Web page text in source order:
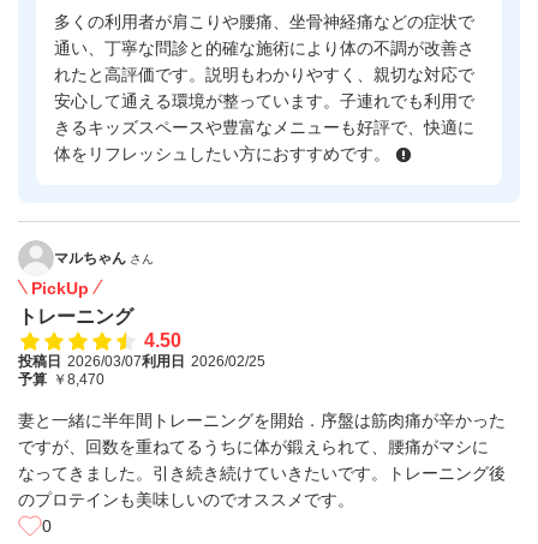
多くの利用者が肩こりや腰痛、坐骨神経痛などの症状で
通い、丁寧な問診と的確な施術により体の不調が改善さ
れたと高評価です。説明もわかりやすく、親切な対応で
安心して通える環境が整っています。子連れでも利用で
きるキッズスペースや豊富なメニューも好評で、快適に
体をリフレッシュしたい方におすすめです。
マルちゃん さん
PickUp
トレーニング
4.50
投稿日 2026/03/07利用日 2026/02/25
予算 ￥8,470
妻と一緒に半年間トレーニングを開始．序盤は筋肉痛が辛かった
ですが、回数を重ねてるうちに体が鍛えられて、腰痛がマシに
なってきました。引き続き続けていきたいです。トレーニング後
のプロテインも美味しいのでオススメです。
0